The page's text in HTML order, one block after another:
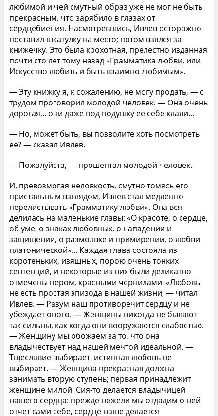
любимой и чей смутный образ уже не мог не быть
прекрасным, что зарябило в глазах от
сердцебиения. Насмотревшись, Ивлев осторожно
поставил шкатулку на место; потом взялся за
книжечку. Это была крохотная, прелестно изданная
почти сто лет тому назад «Грамматика любви, или
Искусство любить и быть взаимно любимым».
— Эту книжку я, к сожалению, не могу продать, — с
трудом проговорил молодой человек. — Она очень
дорогая... они даже под подушку ее себе клали...
— Но, может быть, вы позволите хоть посмотреть
ее? — сказал Ивлев.
— Пожалуйста, — прошептал молодой человек.
И, превозмогая неловкость, смутно томясь его
пристальным взглядом, Ивлев стал медленно
перелистывать «Грамматику любви». Она вся
делилась на маленькие главы: «О красоте, о сердце,
об уме, о знаках любовных, о нападении и
защищении, о размолвке и примирении, о любви
платонической»... Каждая глава состояла из
коротеньких, изящных, порою очень тонких
сентенций, и некоторые из них были деликатно
отмечены пером, красными чернилами. «Любовь
не есть простая эпизода в нашей жизни, — читал
Ивлев. — Разум наш противоречит сердцу и не
убеждает оного. — Женщины никогда не бывают
так сильны, как когда они вооружаются слабостью.
— Женщину мы обожаем за то, что она
владычествует над нашей мечтой идеальной. —
Тщеславие выбирает, истинная любовь не
выбирает. — Женщина прекрасная должна
занимать вторую ступень; первая принадлежит
женщине милой. Сия-то делается владычицей
нашего сердца: прежде нежели мы отдадим о ней
отчет сами себе, сердце наше делается